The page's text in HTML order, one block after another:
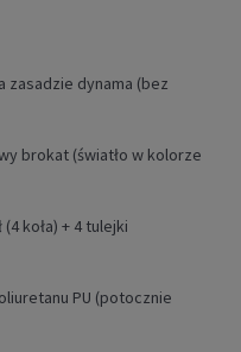
zasadzie dynama (bez
brokat (światło w kolorze
(4 koła) + 4 tulejki
PU (potocznie